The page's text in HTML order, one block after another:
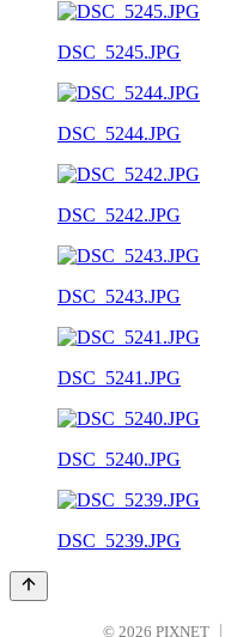
DSC_5245.JPG
DSC_5244.JPG
DSC_5242.JPG
DSC_5243.JPG
DSC_5241.JPG
DSC_5240.JPG
DSC_5239.JPG
© 2026 PIXNET